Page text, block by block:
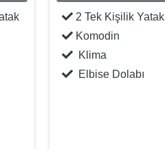
2 Tek Kişilik Yatak
Komodin
Klima
Elbise Dolabı